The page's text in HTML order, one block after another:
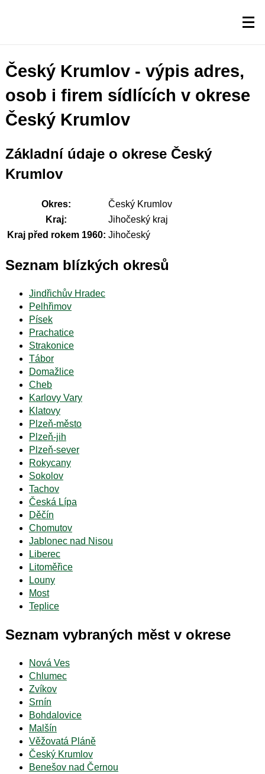
Český Krumlov - výpis adres,
osob i firem sídlících v okrese
Český Krumlov
Základní údaje o okrese Český
Krumlov
Okres:
Český Krumlov
Kraj:
Jihočeský kraj
Kraj před rokem 1960: Jihočeský
Seznam blízkých okresů
Jindřichův Hradec
Pelhřimov
Písek
Prachatice
Strakonice
Tábor
Domažlice
Cheb
Karlovy Vary
Klatovy
Plzeň-město
Plzeň-jih
Plzeň-sever
Rokycany
Sokolov
Tachov
Česká Lípa
Děčín
Chomutov
Jablonec nad Nisou
Liberec
Litoměřice
Louny
Most
Teplice
Seznam vybraných měst v okrese
Nová Ves
Chlumec
Zvíkov
Srnín
Bohdalovice
Malšín
Věžovatá Pláně
Český Krumlov
Benešov nad Černou